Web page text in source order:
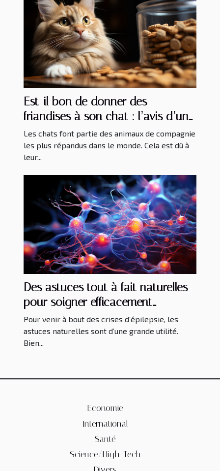
Est-il bon de donner des
friandises à son chat : l’avis d’un
expert
Les chats font partie des animaux de compagnie
les plus répandus dans le monde. Cela est dû à
leur...
Des astuces tout à fait naturelles
pour soigner efficacement
l’épilepsie
Pour venir à bout des crises d’épilepsie, les
astuces naturelles sont d’une grande utilité.
Bien...
Economie
International
Santé
Science/High-Tech